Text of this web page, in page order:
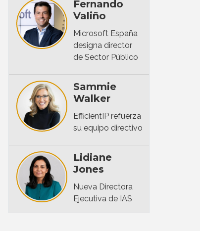
Fernando
Valiño
Microsoft España
designa director
de Sector Público
Sammie
Walker
EfficientIP refuerza
su equipo directivo
Lidiane
Jones
Nueva Directora
Ejecutiva de IAS